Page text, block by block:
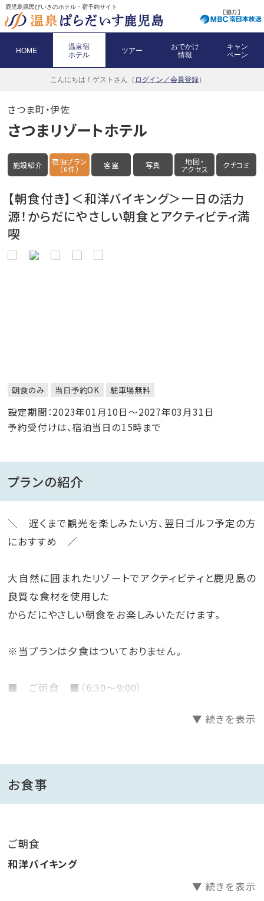
鹿児島県民びいきのホテル・宿予約サイト
HOME
温泉宿
ホテル
ツアー
おでかけ
情報
キャン
ペーン
こんにちは！ ゲストさん（ ログイン／会員登録）
さつま町・伊佐
さつまリゾートホテル
施設紹介 宿泊プラン
（6件） 客室 写真 地図・
アクセス クチコミ
【朝食付き】＜和洋バイキング＞一日の活力
源！からだにやさしい朝食とアクティビティ満
喫
朝食のみ 当日予約OK 駐車場無料
設定期間：2023年01月10日～2027年03月31日
予約受付けは、宿泊当日の15時まで
プランの紹介
＼ 遅くまで観光を楽しみたい方、翌日ゴルフ予定の方
におすすめ ／
大自然に囲まれたリゾートでアクティビティと鹿児島の
良質な食材を使用した
からだにやさしい朝食をお楽しみいただけます。
※当プランは夕食はついておりません。
■ ご朝食 ■（6:30～9:00）
ございます。
ゴルフリゾートならではの解放感ある岩づくりの露天風
呂をお楽しみいただけます。
▼ 続きを表示
お食事
ご朝食
和洋バイキング
▼ 続きを表示